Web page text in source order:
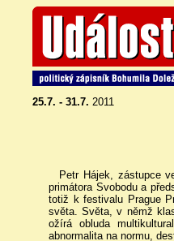
25.7. - 31.7. 2011
Petr Hájek, zástupce
primátora Svobodu a
totiž k festivalu Prague
světa. Světa, v němž
ožírá obluda
abnormalita na normu,